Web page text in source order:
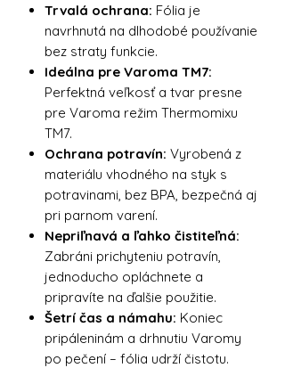
Trvalá ochrana: Fólia je
navrhnutá na dlhodobé používanie
bez straty funkcie.
Ideálna pre Varoma TM7:
Perfektná veľkosť a tvar presne
pre Varoma režim Thermomixu
TM7.
Ochrana potravín: Vyrobená z
materiálu vhodného na styk s
potravinami, bez BPA, bezpečná aj
pri parnom varení.
Nepriľnavá a ľahko čistiteľná:
Zabráni prichyteniu potravín,
jednoducho opláchnete a
pripravíte na ďalšie použitie.
Šetrí čas a námahu: Koniec
pripáleninám a drhnutiu Varomy
po pečení – fólia udrží čistotu.